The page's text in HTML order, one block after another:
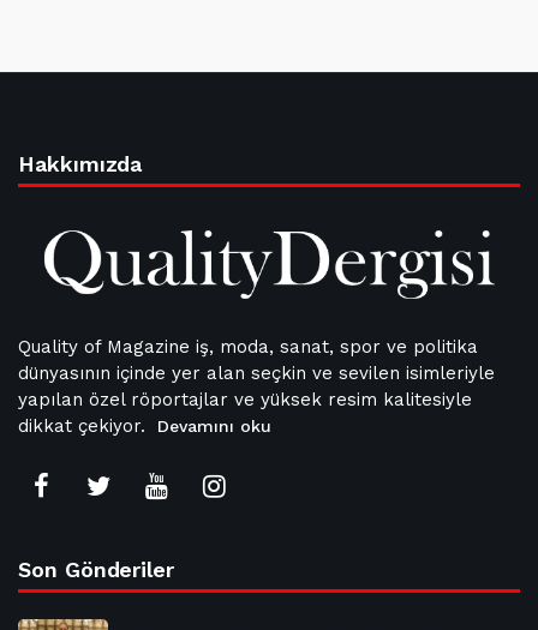
Hakkımızda
Quality of Magazine iş, moda, sanat, spor ve politika
dünyasının içinde yer alan seçkin ve sevilen isimleriyle
yapılan özel röportajlar ve yüksek resim kalitesiyle
dikkat çekiyor.
Devamını oku
Son Gönderiler